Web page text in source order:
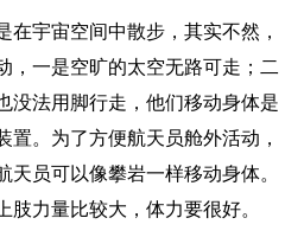
在宇宙空间中散步，其实不然，
，一是空旷的太空无路可走；二
没法用脚行走，他们移动身体是
置。为了方便航天员舱外活动，
天员可以像攀岩一样移动身体。
肢力量比较大，体力要很好。